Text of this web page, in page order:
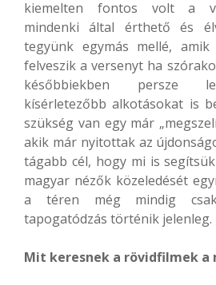
kiemelten fontos volt a
mindenki által érthető és
tegyünk egymás mellé,
felveszik a versenyt ha
későbbiekben persze
kísérletezőbb alkotásokat is
szükség van egy már
akik már nyitottak az
tágabb cél, hogy mi is
magyar nézők közeledését
a téren még mindig
tapogatódzás történik jelenleg.
Mit keresnek a rövidfilmek a